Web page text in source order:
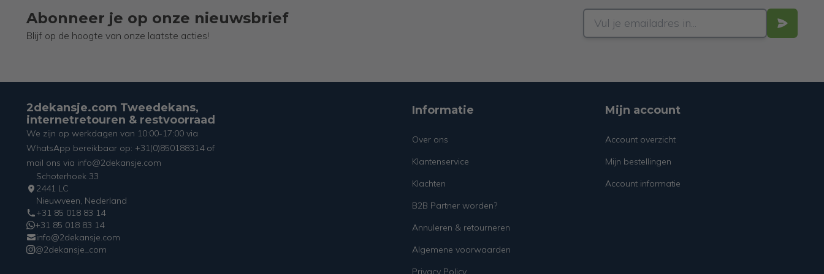
Abonneer je op onze nieuwsbrief
Blijf op de hoogte van onze laatste acties!
2dekansje.com Tweedekans,
internetretouren & restvoorraad
We zijn op werkdagen van 10:00-17:00 via
WhatsApp bereikbaar op: +31(0)850188314 of
mail ons via info@2dekansje.com
Schoterhoek 33
2441 LC
Nieuwveen, Nederland
+31 85 018 83 14
+31 85 018 83 14
info@2dekansje.com
@2dekansje_com
Informatie
Over ons
Klantenservice
Klachten
B2B Partner worden?
Annuleren & retourneren
Algemene voorwaarden
Privacy Policy
Mijn account
Account overzicht
Mijn bestellingen
Account informatie